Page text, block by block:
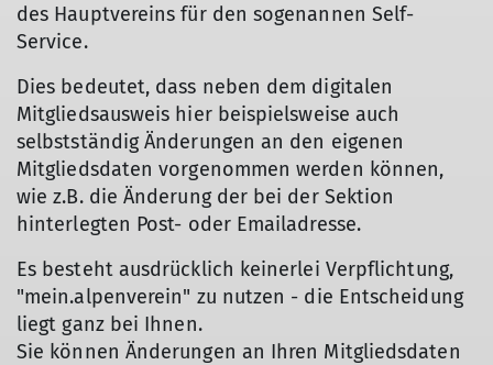
des Hauptvereins für den sogenannen Self-
Service.
Dies bedeutet, dass neben dem digitalen
Mitgliedsausweis hier beispielsweise auch
selbstständig Änderungen an den eigenen
Mitgliedsdaten vorgenommen werden können,
wie z.B. die Änderung der bei der Sektion
hinterlegten Post- oder Emailadresse.
Es besteht ausdrücklich keinerlei Verpflichtung,
"mein.alpenverein" zu nutzen - die Entscheidung
liegt ganz bei Ihnen.
Sie können Änderungen an Ihren Mitgliedsdaten